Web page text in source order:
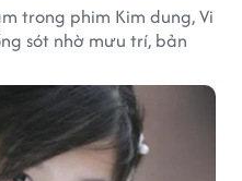
trong phim Kim dung, Vi
sót nhờ mưu trí, bản